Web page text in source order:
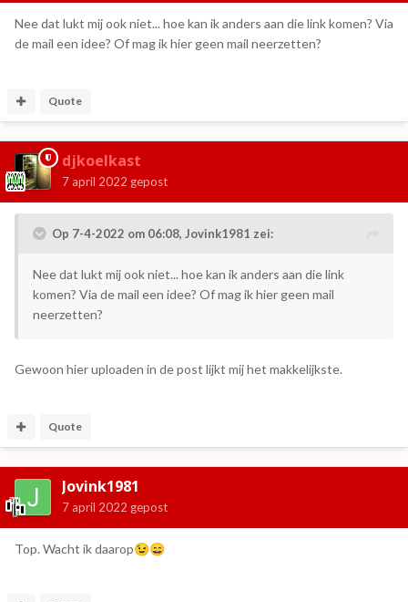
Nee dat lukt mij ook niet... hoe kan ik anders aan die link komen? Via
de mail een idee? Of mag ik hier geen mail neerzetten?
Quote
djkoelkast
7 april 2022 gepost
Op 7-4-2022 om 06:08, Jovink1981 zei:
Nee dat lukt mij ook niet... hoe kan ik anders aan die link
komen? Via de mail een idee? Of mag ik hier geen mail
neerzetten?
Gewoon hier uploaden in de post lijkt mij het makkelijkste.
Quote
Jovink1981
7 april 2022 gepost
Top. Wacht ik daarop😉😄